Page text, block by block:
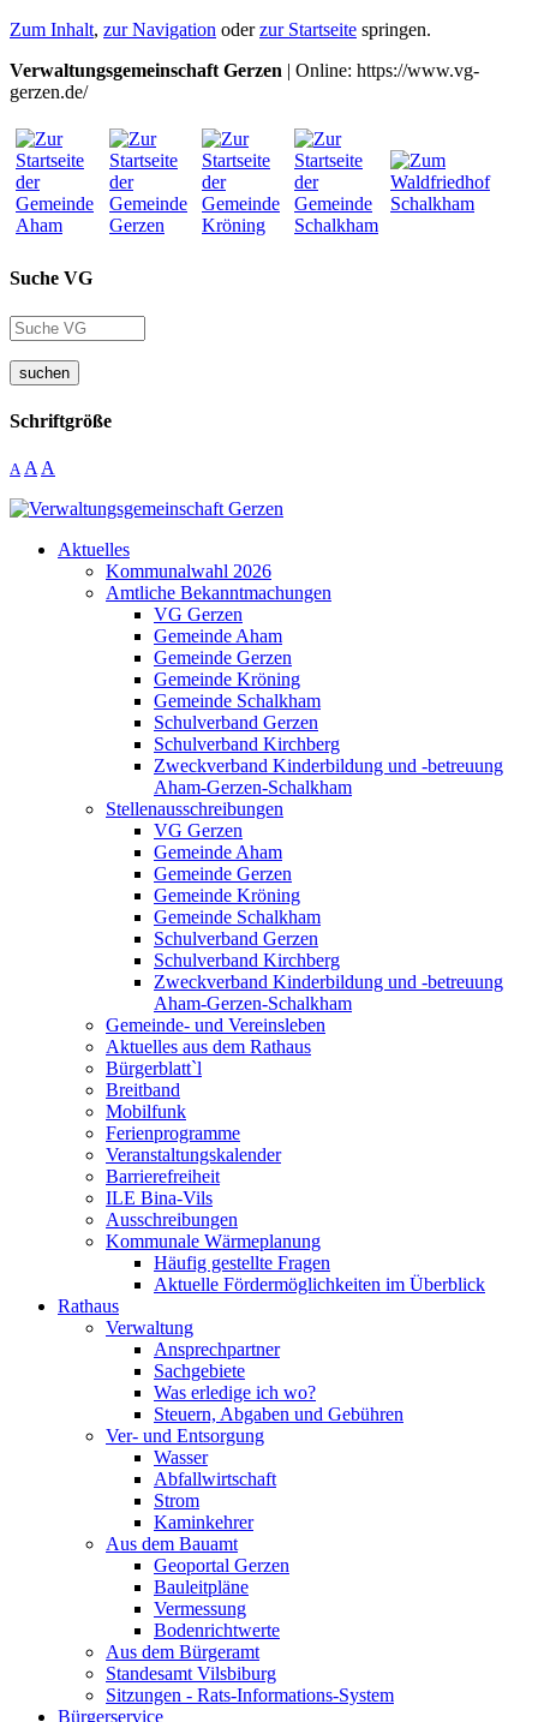
Zum Inhalt, zur Navigation oderzur Startseite springen.
Verwaltungsgemeinschaft Gerzen | Online: https://www.vg-
gerzen.de/
Suche VG
suchen
Schriftgröße
A A A
Aktuelles
Kommunalwahl 2026
Amtliche Bekanntmachungen
VG Gerzen
Gemeinde Aham
Gemeinde Gerzen
Gemeinde Kröning
Gemeinde Schalkham
Schulverband Gerzen
Schulverband Kirchberg
Zweckverband Kinderbildung und -betreuung
Aham-Gerzen-Schalkham
Stellenausschreibungen
VG Gerzen
Gemeinde Aham
Gemeinde Gerzen
Gemeinde Kröning
Gemeinde Schalkham
Schulverband Gerzen
Schulverband Kirchberg
Zweckverband Kinderbildung und -betreuung
Aham-Gerzen-Schalkham
Gemeinde- und Vereinsleben
Aktuelles aus dem Rathaus
Bürgerblatt`l
Breitband
Mobilfunk
Ferienprogramme
Veranstaltungskalender
Barrierefreiheit
ILE Bina-Vils
Ausschreibungen
Kommunale Wärmeplanung
Häufig gestellte Fragen
Aktuelle Fördermöglichkeiten im Überblick
Rathaus
Verwaltung
Ansprechpartner
Sachgebiete
Was erledige ich wo?
Steuern, Abgaben und Gebühren
Ver- und Entsorgung
Wasser
Abfallwirtschaft
Strom
Kaminkehrer
Aus dem Bauamt
Geoportal Gerzen
Bauleitpläne
Vermessung
Bodenrichtwerte
Aus dem Bürgeramt
Standesamt Vilsbiburg
Sitzungen - Rats-Informations-System
Bürgerservice